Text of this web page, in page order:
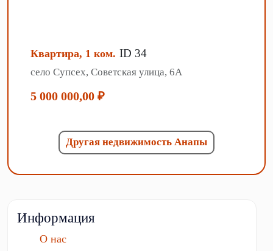
Квартира, 1 ком. ID 34
село Супсех, Советская улица, 6А
5 000 000,00 ₽
Другая недвижимость Анапы
Информация
О нас